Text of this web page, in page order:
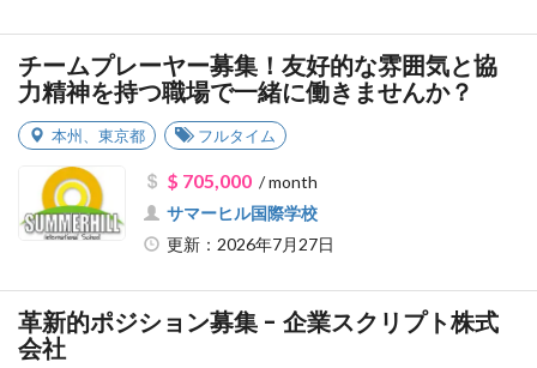
チームプレーヤー募集！友好的な雰囲気と協
力精神を持つ職場で一緒に働きませんか？
本州 東京都 フルタイム
$ 705,000/ month
サマーヒル国際学校
更新：2026年7月27日
革新的ポジション募集 - 企業スクリプト株式
会社